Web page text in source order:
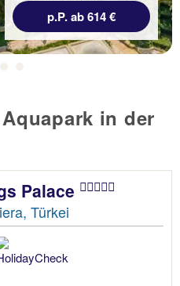
p.P. ab 614 €
in der
Palace
Türkei